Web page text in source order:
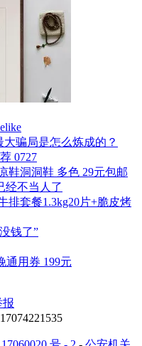
骗局是怎么炼成的？
0727
鞋洞洞鞋 多色 29元包邮
经不当人了
排套餐1.3kg20片+脆皮烤
钱了”
通用券 199元
报